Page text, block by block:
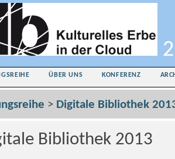
ÜBER UNS KONFERENZ
> Digitale Bibliothek
Bibliothek 2013